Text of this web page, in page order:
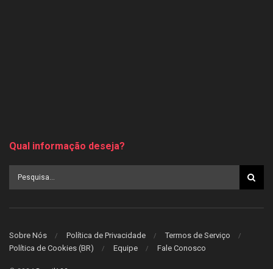
Qual informação deseja?
Sobre Nós Política de Privacidade
Termos de Serviço
Política de Cookies (BR)
Equipe Fale Conosco